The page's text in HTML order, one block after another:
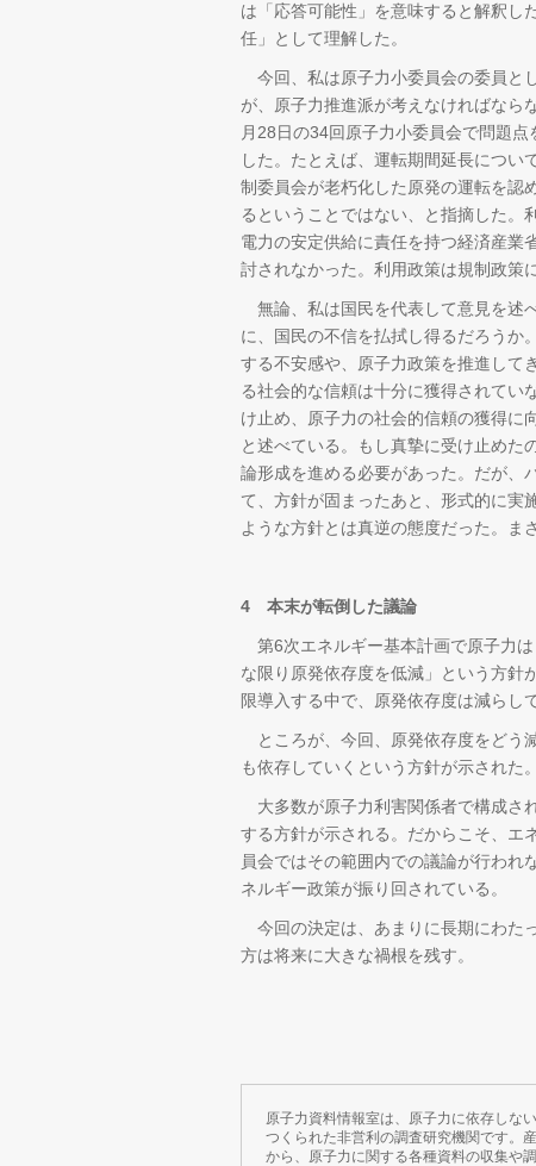
は「応答可能性」を意味すると解釈し
任」として理解した。
今回、私は原子力小委員会の委員と
が、原子力推進派が考えなければなら
月28日の34回原子力小委員会で問題
した。たとえば、運転期間延長につい
制委員会が老朽化した原発の運転を認
るということではない、と指摘した。
電力の安定供給に責任を持つ経済産業
討されなかった。利用政策は規制政策
無論、私は国民を代表して意見を述
に、国民の不信を払拭し得るだろうか
する不安感や、原子力政策を推進して
る社会的な信頼は十分に獲得されてい
け止め、原子力の社会的信頼の獲得に
と述べている。もし真摯に受け止めた
論形成を進める必要があった。だが、
て、方針が固まったあと、形式的に実
ような方針とは真逆の態度だった。ま
4 本末が転倒した議論
第6次エネルギー基本計画で原子力
な限り原発依存度を低減」という方針
限導入する中で、原発依存度は減らし
ところが、今回、原発依存度をどう
も依存していくという方針が示された
大多数が原子力利害関係者で構成さ
する方針が示される。だからこそ、エ
員会ではその範囲内での議論が行われ
ネルギー政策が振り回されている。
今回の決定は、あまりに長期にわた
方は将来に大きな禍根を残す。
原子力資料情報室は、原子力に依存しな
つくられた非営利の調査研究機関です。
から、原子力に関する各種資料の収集や